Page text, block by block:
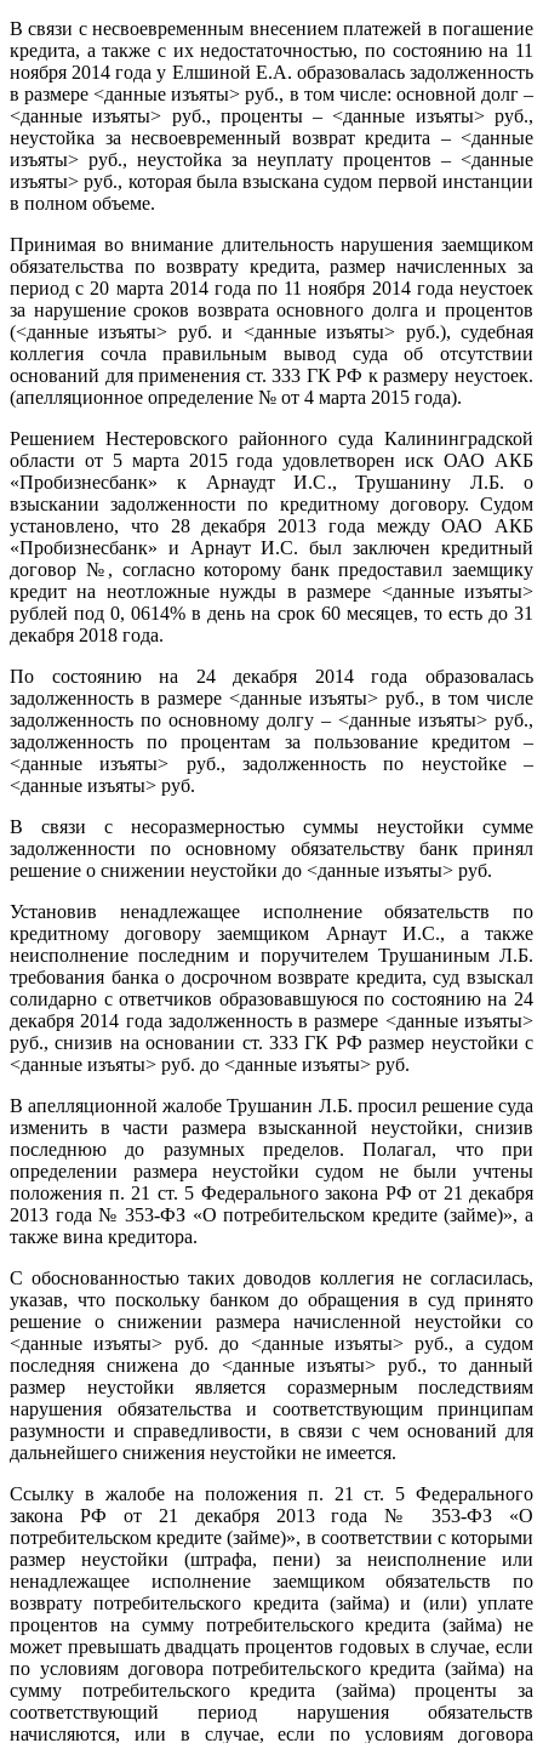
В связи с несвоевременным внесением платежей в погашение
кредита, а также с их недостаточностью, по состоянию на 11
ноября 2014 года у Елшиной Е.А. образовалась задолженность
в размере <данные изъяты> руб., в том числе: основной долг –
<данные изъяты> руб., проценты – <данные изъяты> руб.,
неустойка за несвоевременный возврат кредита – <данные
изъяты> руб., неустойка за неуплату процентов – <данные
изъяты> руб., которая была взыскана судом первой инстанции
в полном объеме.
Принимая во внимание длительность нарушения заемщиком
обязательства по возврату кредита, размер начисленных за
период с 20 марта 2014 года по 11 ноября 2014 года неустоек
за нарушение сроков возврата основного долга и процентов
(<данные изъяты> руб. и <данные изъяты> руб.), судебная
коллегия сочла правильным вывод суда об отсутствии
оснований для применения ст. 333 ГК РФ к размеру неустоек.
(апелляционное определение № от 4 марта 2015 года).
Решением Нестеровского районного суда Калининградской
области от 5 марта 2015 года удовлетворен иск ОАО АКБ
«Пробизнесбанк» к Арнаудт И.С., Трушанину Л.Б. о
взыскании задолженности по кредитному договору. Судом
установлено, что 28 декабря 2013 года между ОАО АКБ
«Пробизнесбанк» и Арнаут И.С. был заключен кредитный
договор №, согласно которому банк предоставил заемщику
кредит на неотложные нужды в размере <данные изъяты>
рублей под 0, 0614% в день на срок 60 месяцев, то есть до 31
декабря 2018 года.
По состоянию на 24 декабря 2014 года образовалась
задолженность в размере <данные изъяты> руб., в том числе
задолженность по основному долгу – <данные изъяты> руб.,
задолженность по процентам за пользование кредитом –
<данные изъяты> руб., задолженность по неустойке –
<данные изъяты> руб.
В связи с несоразмерностью суммы неустойки сумме
задолженности по основному обязательству банк принял
решение о снижении неустойки до <данные изъяты> руб.
Установив ненадлежащее исполнение обязательств по
кредитному договору заемщиком Арнаут И.С., а также
неисполнение последним и поручителем Трушаниным Л.Б.
требования банка о досрочном возврате кредита, суд взыскал
солидарно с ответчиков образовавшуюся по состоянию на 24
декабря 2014 года задолженность в размере <данные изъяты>
руб., снизив на основании ст. 333 ГК РФ размер неустойки с
<данные изъяты> руб. до <данные изъяты> руб.
В апелляционной жалобе Трушанин Л.Б. просил решение суда
изменить в части размера взысканной неустойки, снизив
последнюю до разумных пределов. Полагал, что при
определении размера неустойки судом не были учтены
положения п. 21 ст. 5 Федерального закона РФ от 21 декабря
2013 года № 353-ФЗ «О потребительском кредите (займе)», а
также вина кредитора.
С обоснованностью таких доводов коллегия не согласилась,
указав, что поскольку банком до обращения в суд принято
решение о снижении размера начисленной неустойки со
<данные изъяты> руб. до <данные изъяты> руб., а судом
последняя снижена до <данные изъяты> руб., то данный
размер неустойки является соразмерным последствиям
нарушения обязательства и соответствующим принципам
разумности и справедливости, в связи с чем оснований для
дальнейшего снижения неустойки не имеется.
Ссылку в жалобе на положения п. 21 ст. 5 Федерального
закона РФ от 21 декабря 2013 года № 353-ФЗ «О
потребительском кредите (займе)», в соответствии с которыми
размер неустойки (штрафа, пени) за неисполнение или
ненадлежащее исполнение заемщиком обязательств по
возврату потребительского кредита (займа) и (или) уплате
процентов на сумму потребительского кредита (займа) не
может превышать двадцать процентов годовых в случае, если
по условиям договора потребительского кредита (займа) на
сумму потребительского кредита (займа) проценты за
соответствующий период нарушения обязательств
начисляются, или в случае, если по условиям договора